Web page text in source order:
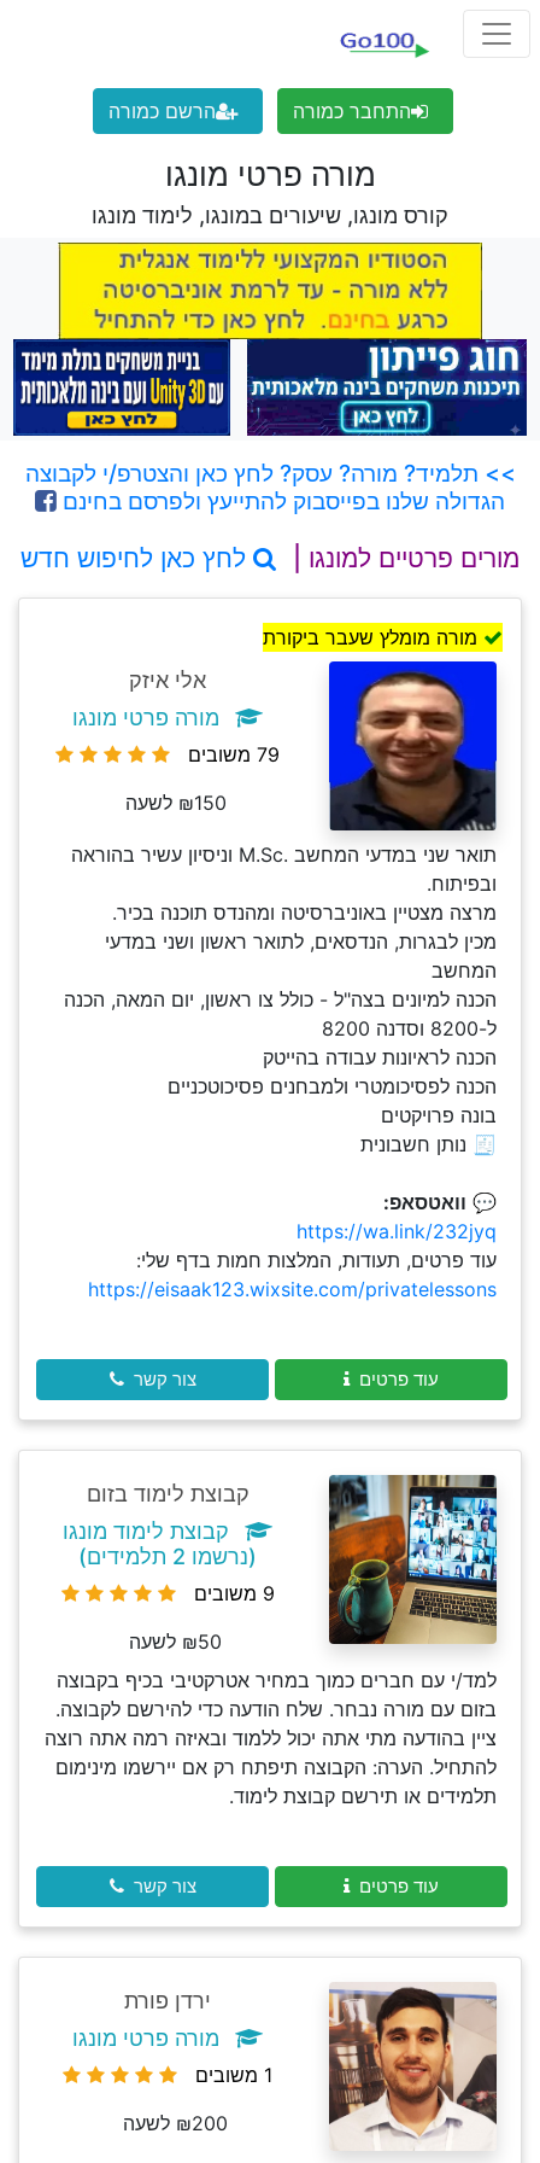
התחבר כמורה הרשם כמורה
מורה פרטי מונגו
קורס מונגו, שיעורים במונגו, לימוד מונגו
>> תלמיד? מורה? עסק? לחץ כאן והצטרפ/י לקבוצה
הגדולה שלנו בפייסבוק להתייעץ ולפרסם בחינם
מורים פרטיים למונגו | לחץ כאן לחיפוש חדש
מורה מומלץ שעבר ביקורת
אלי איזק
מורה פרטי מונגו
79 משובים
₪150 לשעה
תואר שני במדעי המחשב .M.Sc וניסיון עשיר בהוראה
ובפיתוח.
מרצה מצטיין באוניברסיטה ומהנדס תוכנה בכיר.
מכין לבגרות, הנדסאים, לתואר ראשון ושני במדעי
המחשב
הכנה למיונים בצה"ל - כולל צו ראשון, יום המאה, הכנה
ל-8200 וסדנה 8200
הכנה לראיונות עבודה בהייטק
הכנה לפסיכומטרי ולמבחנים פסיכוטכניים
בונה פרויקטים
🧾 נותן חשבונית
💬 וואטסאפ:
https://wa.link/232jyq
עוד פרטים, תעודות, המלצות חמות בדף שלי:
https://eisaak123.wixsite.com/privatelessons
עוד פרטים צור קשר
קבוצת לימוד בזום
קבוצת לימוד מונגו
(נרשמו 2 תלמידים)
9 משובים
₪50 לשעה
למד/י עם חברים כמוך במחיר אטרקטיבי בכיף בקבוצה
בזום עם מורה נבחר. שלח הודעה כדי להירשם לקבוצה.
ציין בהודעה מתי אתה יכול ללמוד ובאיזה רמה אתה רוצה
להתחיל. הערה: הקבוצה תיפתח רק אם יירשמו מינימום
תלמידים או תירשם קבוצת לימוד.
עוד פרטים צור קשר
ירדן פורת
מורה פרטי מונגו
1 משובים
₪200 לשעה